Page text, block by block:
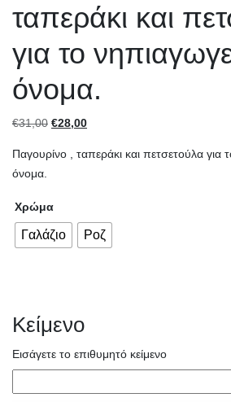
ταπεράκι και
για το
όνομα.
€31,00 Original
was:
€28,00Η
τιμή
Παγουρίνο , ταπεράκι και πετσετούλα για
όνομα.
Χρώμα
Γαλάζιο Ροζ
Κείμενο
Εισάγετε το επιθυμητό κείμενο